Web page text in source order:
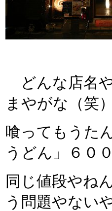
どんな店名
まやがな（笑
喰ってもうた
うどん」６０
同じ値段やね
う問題やない